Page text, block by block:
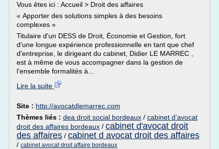
Vous êtes ici : Accueil > Droit des affaires
« Apporter des solutions simples à des besoins
complexes »
Titulaire d'un DESS de Droit, Économie et Gestion, fort
d'une longue expérience professionnelle en tant que chef
d'entreprise, le dirigeant du cabinet, Didier LE MARREC ,
est à même de vous accompagner dans la gestion de
l'ensemble formalités à...
Lire la suite
Site : http://avocatdlemarrec.com
Thèmes liés : dea droit social bordeaux / cabinet d'avocat
droit des affaires bordeaux / cabinet d'avocat droit
des affaires / cabinet d avocat droit des affaires
/ cabinet avocat droit affaire bordeaux